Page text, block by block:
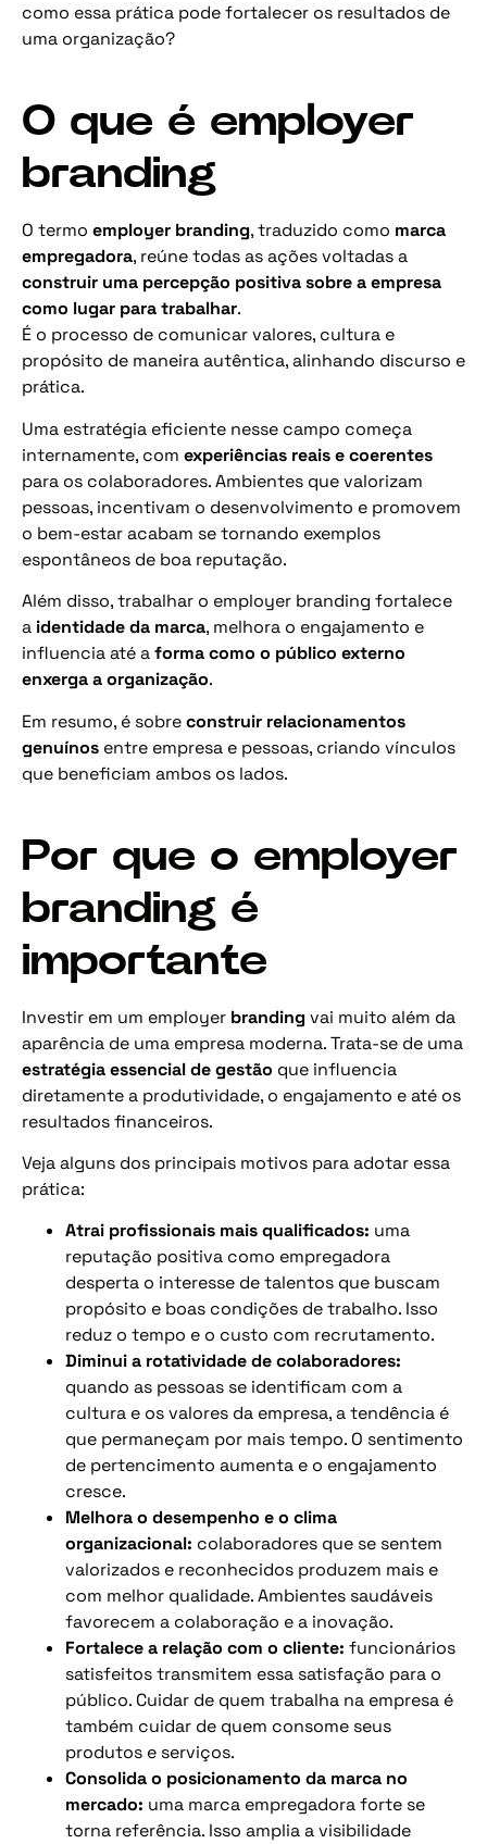
como essa prática pode fortalecer os resultados de
uma organização?
O que é employer
branding
O termo employer branding, traduzido como marca
empregadora, reúne todas as ações voltadas a
construir uma percepção positiva sobre a empresa
como lugar para trabalhar.
É o processo de comunicar valores, cultura e
propósito de maneira autêntica, alinhando discurso e
prática.
Uma estratégia eficiente nesse campo começa
internamente, com experiências reais e coerentes
para os colaboradores. Ambientes que valorizam
pessoas, incentivam o desenvolvimento e promovem
o bem-estar acabam se tornando exemplos
espontâneos de boa reputação.
Além disso, trabalhar o employer branding fortalece
a identidade da marca, melhora o engajamento e
influencia até aforma como o público externo
enxerga a organização.
Em resumo, é sobreconstruir relacionamentos
genuínos entre empresa e pessoas, criando vínculos
que beneficiam ambos os lados.
Por que o employer
branding é
importante
Investir em um employer brandingvai muito além da
aparência de uma empresa moderna. Trata-se de uma
estratégia essencial de gestão que influencia
diretamente a produtividade, o engajamento e até os
resultados financeiros.
Veja alguns dos principais motivos para adotar essa
prática:
Atrai profissionais mais qualificados: uma
reputação positiva como empregadora
desperta o interesse de talentos que buscam
propósito e boas condições de trabalho. Isso
reduz o tempo e o custo com recrutamento.
Diminui a rotatividade de colaboradores:
quando as pessoas se identificam com a
cultura e os valores da empresa, a tendência é
que permaneçam por mais tempo. O sentimento
de pertencimento aumenta e o engajamento
cresce.
Melhora o desempenho e o clima
organizacional: colaboradores que se sentem
valorizados e reconhecidos produzem mais e
com melhor qualidade. Ambientes saudáveis
favorecem a colaboração e a inovação.
Fortalece a relação com o cliente: funcionários
satisfeitos transmitem essa satisfação para o
público. Cuidar de quem trabalha na empresa é
também cuidar de quem consome seus
produtos e serviços.
Consolida o posicionamento da marca no
mercado: uma marca empregadora forte se
torna referência. Isso amplia a visibilidade